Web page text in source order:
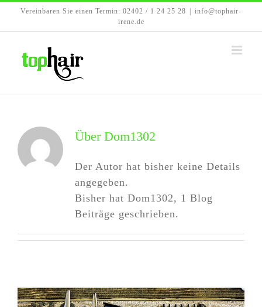
ZumVereinbaren Sie einen Termin: 02402 / 1 24 25 28
info@tophair-
irene.de
Über Dom1302
Der Autor hat bisher keine Details
angegeben.
Bisher hat Dom1302, 1 Blog
Beiträge geschrieben.